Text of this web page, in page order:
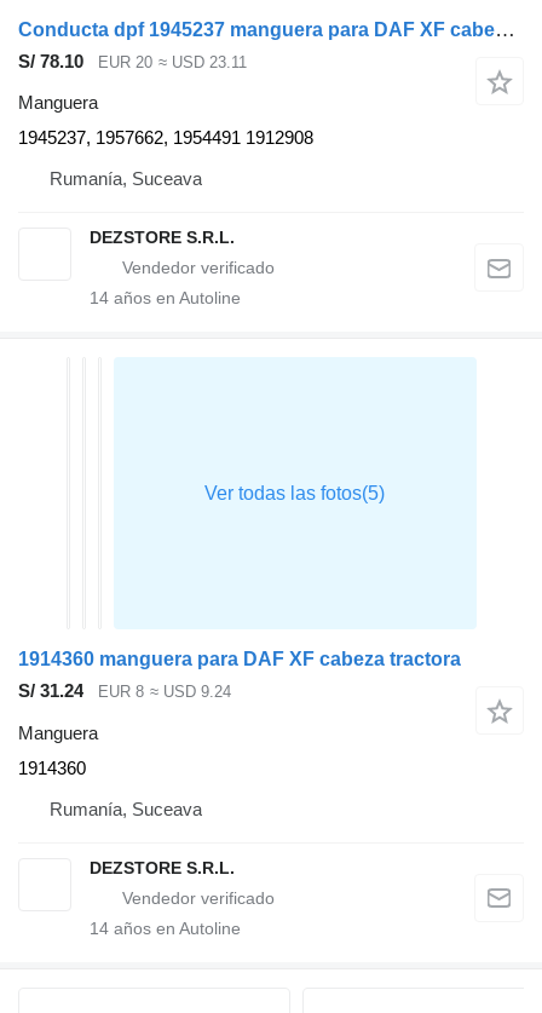
Conducta dpf 1945237 manguera para DAF XF cabeza tractora
S/ 78.10 EUR 20 ≈ USD 23.11
Manguera
1945237, 1957662, 1954491 1912908
Rumanía, Suceava
DEZSTORE S.R.L.
14 años en Autoline
1914360 manguera para DAF XF cabeza tractora
S/ 31.24
EUR 8 ≈ USD 9.24
Manguera
1914360
Rumanía, Suceava
DEZSTORE S.R.L.
14 años en Autoline